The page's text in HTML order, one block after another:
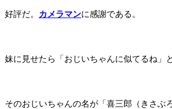
好評だ。 カメラマンに感謝である。
妹に見せたら「おじいちゃんに似てるね」と
そのおじいちゃんの名が「喜三郎（きさぶ